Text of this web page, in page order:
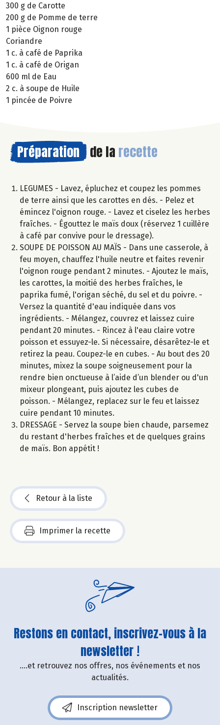
300 g de Carotte
200 g de Pomme de terre
1 pièce Oignon rouge
Coriandre
1 c. à café de Paprika
1 c. à café de Origan
600 ml de Eau
2 c. à soupe de Huile
1 pincée de Poivre
Préparation de la recette
LEGUMES - Lavez, épluchez et coupez les pommes
de terre ainsi que les carottes en dés. - Pelez et
émincez l'oignon rouge. - Lavez et ciselez les herbes
fraîches. - Égouttez le maïs doux (réservez 1 cuillère
à café par convive pour le dressage).
SOUPE DE POISSON AU MAÏS - Dans une casserole, à
feu moyen, chauffez l'huile neutre et faites revenir
l'oignon rouge pendant 2 minutes. - Ajoutez le maïs,
les carottes, la moitié des herbes fraîches, le
paprika fumé, l'origan séché, du sel et du poivre. -
Versez la quantité d'eau indiquée dans vos
ingrédients. - Mélangez, couvrez et laissez cuire
pendant 20 minutes. - Rincez à l'eau claire votre
poisson et essuyez-le. Si nécessaire, désarêtez-le et
retirez la peau. Coupez-le en cubes. - Au bout des 20
minutes, mixez la soupe soigneusement pour la
rendre bien onctueuse à l’aide d’un blender ou d'un
mixeur plongeant, puis ajoutez les cubes de
poisson. - Mélangez, replacez sur le feu et laissez
cuire pendant 10 minutes.
DRESSAGE - Servez la soupe bien chaude, parsemez
du restant d'herbes fraîches et de quelques grains
de maïs. Bon appétit !
Retour à la liste
Imprimer la recette
Restons en contact, inscrivez-vous à la
newsletter !
....et retrouvez nos offres, nos événements et nos
actualités.
Inscription newsletter